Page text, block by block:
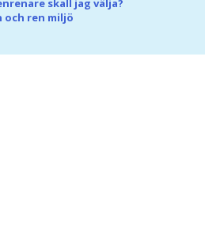
skall jag välja?
och ren miljö